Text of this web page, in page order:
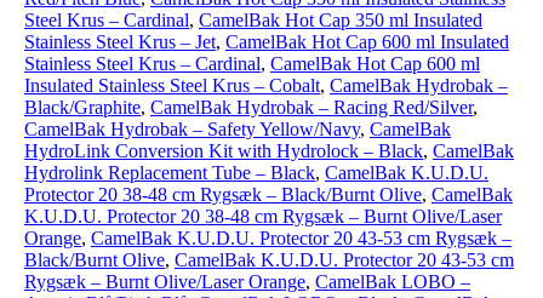
Steel Krus – Cardinal, CamelBak Hot Cap 350 ml Insulated
Stainless Steel Krus – Jet, CamelBak Hot Cap 600 ml Insulated
Stainless Steel Krus – Cardinal, CamelBak Hot Cap 600 ml
Insulated Stainless Steel Krus – Cobalt, CamelBak Hydrobak –
Black/Graphite, CamelBak Hydrobak – Racing Red/Silver,
CamelBak Hydrobak – Safety Yellow/Navy, CamelBak
HydroLink Conversion Kit with Hydrolock – Black, CamelBak
Hydrolink Replacement Tube – Black, CamelBak K.U.D.U.
Protector 20 38-48 cm Rygsæk – Black/Burnt Olive, CamelBak
K.U.D.U. Protector 20 38-48 cm Rygsæk – Burnt Olive/Laser
Orange, CamelBak K.U.D.U. Protector 20 43-53 cm Rygsæk –
Black/Burnt Olive, CamelBak K.U.D.U. Protector 20 43-53 cm
Rygsæk – Burnt Olive/Laser Orange, CamelBak LOBO –